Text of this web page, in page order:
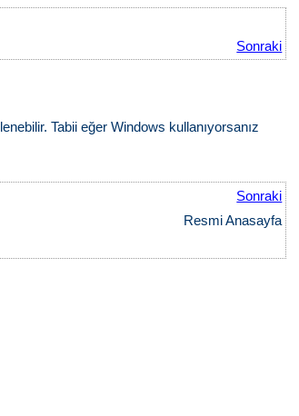
Sonraki
Tabii eğer Windows kullanıyorsanız
Sonraki
Resmi Anasayfa